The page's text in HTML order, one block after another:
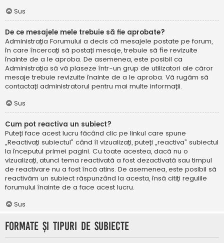
Sus
De ce mesajele mele trebuie să fie aprobate?
Administrația Forumului a decis că mesajele postate pe forum,
în care încercați să postați mesaje, trebuie să fie revizuite
înainte de a le aproba. De asemenea, este posibil ca
Administrația să vă plaseze într-un grup de utilizatori ale căror
mesaje trebuie revizuite înainte de a le aproba. Vă rugăm să
contactați administratorul pentru mai multe informații.
Sus
Cum pot reactiva un subiect?
Puteți face acest lucru făcând clic pe linkul care spune
„Reactivați subiectul” când îl vizualizați, puteți „reactiva” subiectul
la începutul primei pagini. Cu toate acestea, dacă nu o
vizualizați, atunci tema reactivată a fost dezactivată sau timpul
de reactivare nu a fost încă atins. De asemenea, este posibil să
reactivăm un subiect răspunzând la acesta, însă citiți regulile
forumului înainte de a face acest lucru.
Sus
Formate și tipuri de subiecte